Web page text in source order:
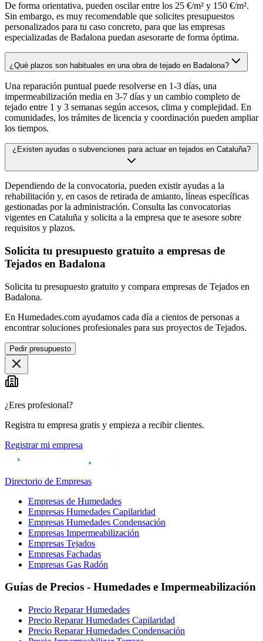
De forma orientativa, pueden oscilar entre los 25 €/m² y 150 €/m².
Sin embargo, es muy recomendable que solicites presupuestos
personalizados para tu caso concreto, para que las empresas
especializadas de Badalona puedan asesorarte de forma óptima.
¿Qué plazos son habituales en una obra de tejado en Badalona?
Una reparación puntual puede resolverse en 1-3 días, una
impermeabilización media en 3-7 días y un cambio completo de
tejado entre 1 y 3 semanas según accesos, clima y complejidad. En
comunidades, los trámites de licencia y coordinación pueden ampliar
los tiempos.
¿Existen ayudas o subvenciones para actuar en tejados en Cataluña?
Dependiendo de la convocatoria, pueden existir ayudas a la
rehabilitación y, en casos de retirada de amianto, líneas específicas
gestionadas por la administración. Consulta las convocatorias
vigentes en Cataluña y solicita a la empresa que te asesore sobre
requisitos y plazos.
Solicita tu presupuesto gratuito a empresas de
Tejados en Badalona
Solicita tu presupuesto gratuito y compara empresas de Tejados en
Badalona.
En Humedades.com ayudamos cada día a cientos de personas a
encontrar soluciones profesionales para sus proyectos de Tejados.
Pedir presupuesto
¿Eres profesional?
Registra tu empresa gratis y empieza a recibir clientes.
Registrar mi empresa
Directorio de Empresas
Empresas de Humedades
Empresas Humedades Capilaridad
Empresas Humedades Condensación
Empresas Impermeabilización
Empresas Tejados
Empresas Fachadas
Empresas Gas Radón
Guías de Precios - Humedades e Impermeabilización
Precio Reparar Humedades
Precio Reparar Humedades Capilaridad
Precio Reparar Humedades Condensación